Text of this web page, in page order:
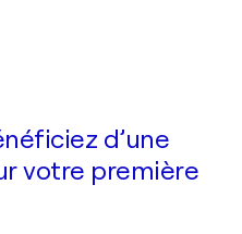
d’une
votre première